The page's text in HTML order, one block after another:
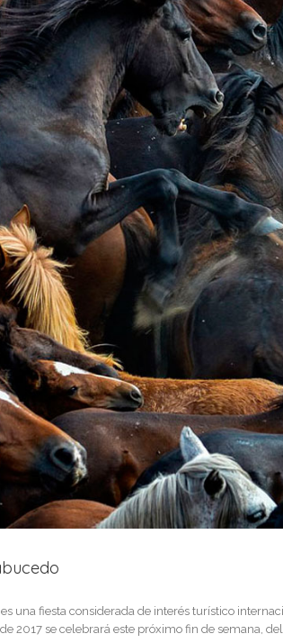
una fiesta considerada de interés turístico
2017 se celebrará este próximo fin de semana,